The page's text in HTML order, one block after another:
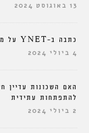
13 באוגוסט 2024
כתבה ב-YNET על מחקר חדש במעבדה העוסק בהצללה בעיר
4 ביולי 2024
האם השכונות עדיין
להתפתחות עתידית
2 ביולי 2024